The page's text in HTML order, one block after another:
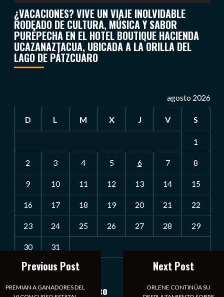
¿VACACIONES? VIVE UN VIAJE INOLVIDABLE
RODEADO DE CULTURA, MÚSICA Y SABOR
PURÉPECHA EN EL HOTEL BOUTIQUE HACIENDA
UCAZANAZTACUA, UBICADA A LA ORILLA DEL
LAGO DE PÁTZCUARO
agosto 2026
D L M X J V S
1
2 3 4 5 6 7 8
9 10 11 12 13 14 15
16 17 18 19 20 21 22
23 24 25 26 27 28 29
30 31
« Jul
Notiexpress de México
Previous Post
PREMIAN A GANADORES DEL
Next Post
ORLENE CONTINÚA SU